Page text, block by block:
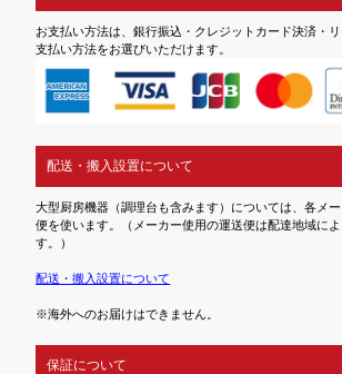
お支払い方法は、銀行振込・クレジットカード決済・
支払い方法をお選びいただけます。
配送・搬入設置について
大型厨房機器（調理台も含みます）については、各メ
便を使います。（メーカー使用の運送便は配達地域に
す。）
配送・搬入設置について
※海外へのお届けはできません。
保証について